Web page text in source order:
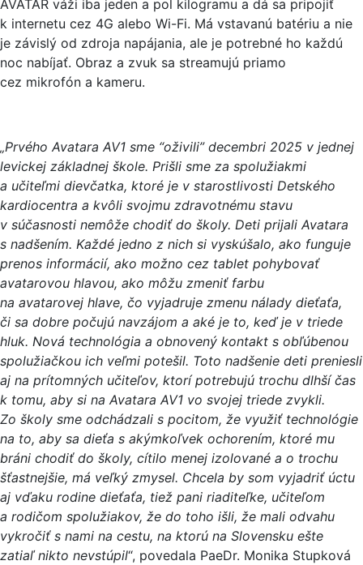
AVATAR váži iba jeden a pol kilogramu a dá sa pripojiť
k internetu cez 4G alebo Wi-Fi. Má vstavanú batériu a nie
je závislý od zdroja napájania, ale je potrebné ho každú
noc nabíjať. Obraz a zvuk sa streamujú priamo
cez mikrofón a kameru.
„Prvého Avatara AV1 sme “oživili” decembri 2025 v jednej
levickej základnej škole. Prišli sme za spolužiakmi
a učiteľmi dievčatka, ktoré je v starostlivosti Detského
kardiocentra a kvôli svojmu zdravotnému stavu
v súčasnosti nemôže chodiť do školy. Deti prijali Avatara
s nadšením. Každé jedno z nich si vyskúšalo, ako funguje
prenos informácií, ako možno cez tablet pohybovať
avatarovou hlavou, ako môžu zmeniť farbu
na avatarovej hlave, čo vyjadruje zmenu nálady dieťaťa,
či sa dobre počujú navzájom a aké je to, keď je v triede
hluk. Nová technológia a obnovený kontakt s obľúbenou
spolužiačkou ich veľmi potešil. Toto nadšenie deti preniesli
aj na prítomných učiteľov, ktorí potrebujú trochu dlhší čas
k tomu, aby si na Avatara AV1 vo svojej triede zvykli.
Zo školy sme odchádzali s pocitom, že využiť technológie
na to, aby sa dieťa s akýmkoľvek ochorením, ktoré mu
bráni chodiť do školy, cítilo menej izolované a o trochu
šťastnejšie, má veľký zmysel. Chcela by som vyjadriť úctu
aj vďaku rodine dieťaťa, tiež pani riaditeľke, učiteľom
a rodičom spolužiakov, že do toho išli, že mali odvahu
vykročiť s nami na cestu, na ktorú na Slovensku ešte
zatiaľ nikto nevstúpil“, povedala PaeDr. Monika Stupková